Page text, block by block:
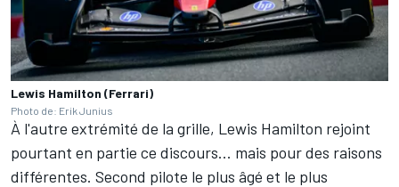
Lewis Hamilton (Ferrari)
Photo de: Erik Junius
À l'autre extrémité de la grille, Lewis Hamilton rejoint
pourtant en partie ce discours... mais pour des raisons
différentes. Second pilote le plus âgé et le plus